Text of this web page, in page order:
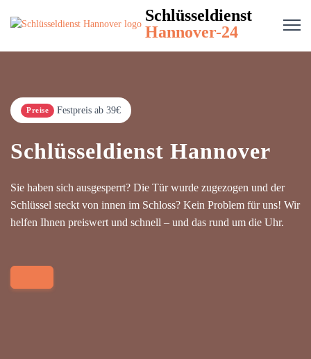
Schlüsseldienst
Hannover-24
Preise Festpreis ab 39€
Schlüsseldienst Hannover
Sie haben sich ausgesperrt? Die Tür wurde zugezogen und der
Schlüssel steckt von innen im Schloss? Kein Problem für uns! Wir
helfen Ihnen preiswert und schnell – und das rund um die Uhr.